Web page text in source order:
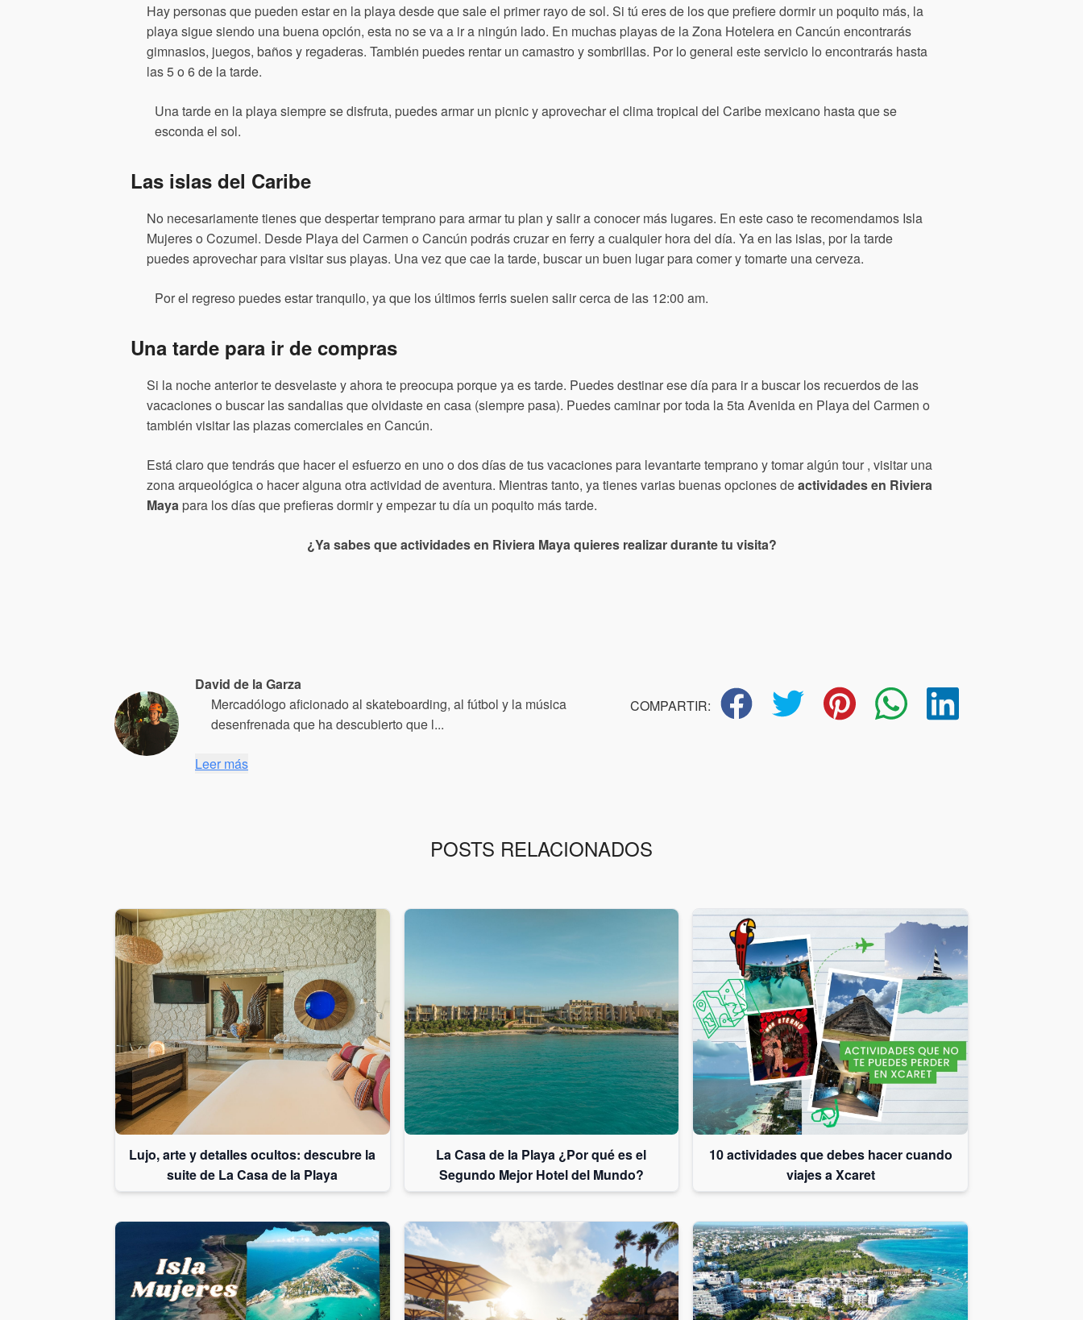
Hay personas que pueden estar en la playa desde que sale el primer rayo de sol. Si tú eres de los que prefiere dormir un poquito más, la
playa sigue siendo una buena opción, esta no se va a ir a ningún lado. En muchas playas de la Zona Hotelera en Cancún encontrarás
gimnasios, juegos, baños y regaderas. También puedes rentar un camastro y sombrillas. Por lo general este servicio lo encontrarás hasta
las 5 o 6 de la tarde.
Una tarde en la playa siempre se disfruta, puedes armar un picnic y aprovechar el clima tropical del Caribe mexicano hasta que se
esconda el sol.
Las islas del Caribe
No necesariamente tienes que despertar temprano para armar tu plan y salir a conocer más lugares. En este caso te recomendamos Isla
Mujeres o Cozumel. Desde Playa del Carmen o Cancún podrás cruzar en ferry a cualquier hora del día. Ya en las islas, por la tarde
puedes aprovechar para visitar sus playas. Una vez que cae la tarde, buscar un buen lugar para comer y tomarte una cerveza.
Por el regreso puedes estar tranquilo, ya que los últimos ferris suelen salir cerca de las 12:00 am.
Una tarde para ir de compras
Si la noche anterior te desvelaste y ahora te preocupa porque ya es tarde. Puedes destinar ese día para ir a buscar los recuerdos de las
vacaciones o buscar las sandalias que olvidaste en casa (siempre pasa). Puedes caminar por toda la 5ta Avenida en Playa del Carmen o
también visitar las plazas comerciales en Cancún.
Está claro que tendrás que hacer el esfuerzo en uno o dos días de tus vacaciones para levantarte temprano y tomar algún tour , visitar una
zona arqueológica o hacer alguna otra actividad de aventura. Mientras tanto, ya tienes varias buenas opciones deactividades en Riviera
Maya para los días que prefieras dormir y empezar tu día un poquito más tarde.
¿Ya sabes que actividades en Riviera Maya quieres realizar durante tu visita?
David de la Garza
Mercadólogo aficionado al skateboarding, al fútbol y la música
desenfrenada que ha descubierto que l...
Leer más
COMPARTIR:
POSTS RELACIONADOS
Lujo, arte y detalles ocultos: descubre la
suite de La Casa de la Playa
La Casa de la Playa ¿Por qué es el
Segundo Mejor Hotel del Mundo?
10 actividades que debes hacer cuando
viajes a Xcaret